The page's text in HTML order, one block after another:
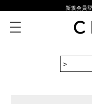
新規会員
ニュースレ
新規会員
toggle
navigation